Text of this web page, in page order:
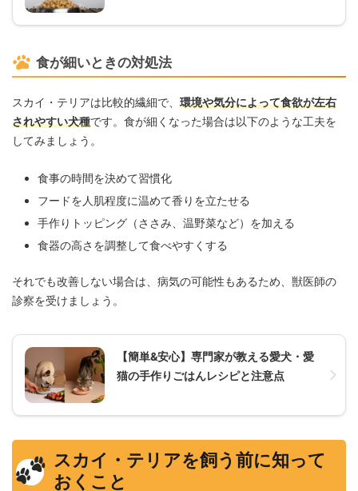
食が細いときの対処法
スカイ・テリアは比較的繊細で、 環境や気分によって食欲が左右
されやすい犬種です。食が細くなった場合は以下のような工夫を
してみましょう。
食事の時間を決めて習慣化
フードを人肌程度に温めて香りを立たせる
手作りトッピング（ささみ、温野菜など）を加える
食器の高さを調整して食べやすくする
それでも改善しない場合は、病気の可能性もあるため、獣医師の
診察を受けましょう。
【簡単&安心】専門家が教える愛犬・愛
猫の手作りごはんレシピと注意点
スカイ・テリアを飼う前に知って
おくこと